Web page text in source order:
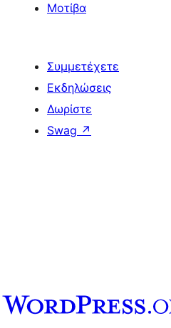
Μοτίβα
Συμμετέχετε
Εκδηλώσεις
Δωρίστε
Swag ↗